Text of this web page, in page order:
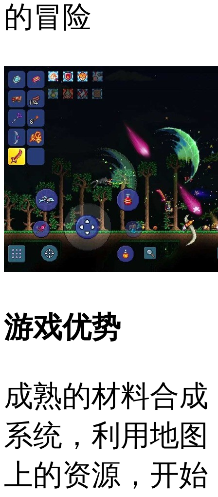
的冒险
游戏优势
成熟的材料合成
系统，利用地图
上的资源，开始